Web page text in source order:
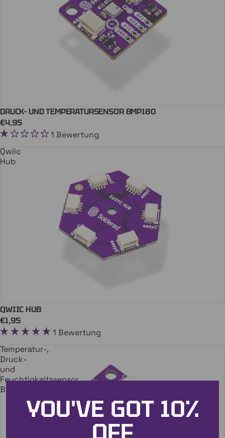
QWIIC
In Den Einkaufswagen
DRUCK- UND TEMPERATURSENSOR BMP180
€4,95
1 Bewertung
Qwiic
Hub
QWIIC
In Den Einkaufswagen
QWIIC HUB
€1,95
1 Bewertung
Temperatur-,
Druck-
und
Feuchtigkeitssensor
BME280
YOU'VE GOT 10%
OFF